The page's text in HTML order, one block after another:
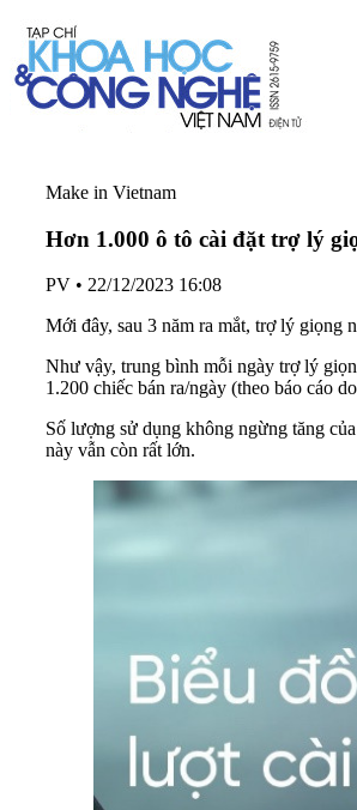
Make in Vietnam
Hơn 1.000 ô tô cài đặt trợ lý
PV • 22/12/2023 16:08
Mới đây, sau 3 năm ra mắt, trợ lý giọng
Như vậy, trung bình mỗi ngày trợ lý
1.200 chiếc bán ra/ngày (theo báo cáo
Số lượng sử dụng không ngừng tăng
này vẫn còn rất lớn.